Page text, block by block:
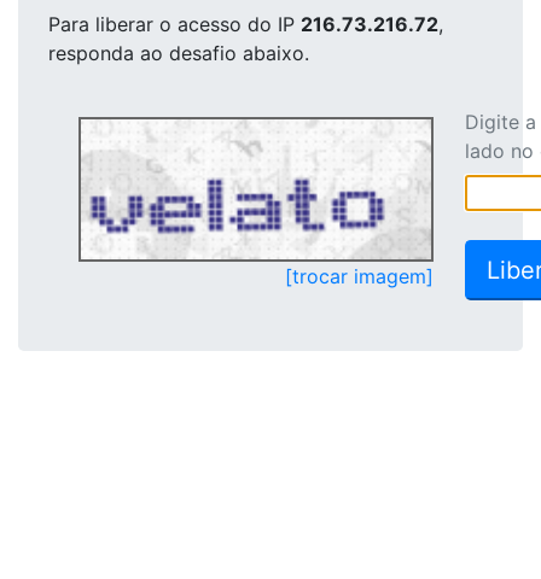
Para liberar o acesso do IP 216.73.216.72,
responda ao desafio abaixo.
[trocar imagem]
Digite
lado no